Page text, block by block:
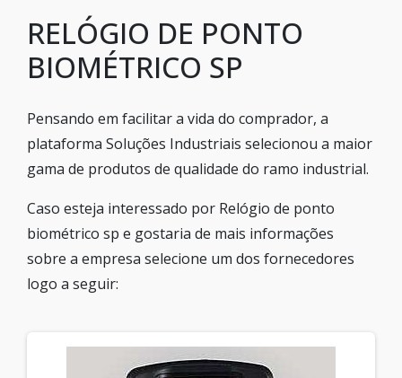
RELÓGIO DE PONTO
BIOMÉTRICO SP
Pensando em facilitar a vida do comprador, a
plataforma Soluções Industriais selecionou a maior
gama de produtos de qualidade do ramo industrial.
Caso esteja interessado por Relógio de ponto
biométrico sp e gostaria de mais informações
sobre a empresa selecione um dos fornecedores
logo a seguir: